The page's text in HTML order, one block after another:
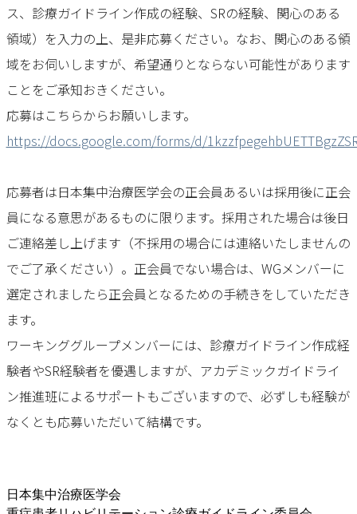
ス、診療ガイドライン作成の経験、SRの経験、関心のある
領域）を入力の上、是非応募ください。なお、関心のある領
域をお伺いしますが、希望通りとならない可能性があります
ことをご承知おきください。
応募はこちらからお願いします。
https://docs.google.com/forms/d/
応募者は日本集中治療医学会の正会員あるいは採用後に正会
員になる意思があるものに限ります。採用された場合は後日
ご連絡差し上げます（不採用の場合には連絡いたしませんの
でご了承ください）。正会員でない場合は、WGメンバーに
選定されましたら正会員となるための手続きをしていただき
ます。
ワーキンググループメンバーには、診療ガイドライン作成経
験者やSR経験者を優遇しますが、アカデミックガイドライ
ン推進班によるサポートもございますので、必ずしも経験が
なくとも応募いただいて結構です。
日本集中治療医学会